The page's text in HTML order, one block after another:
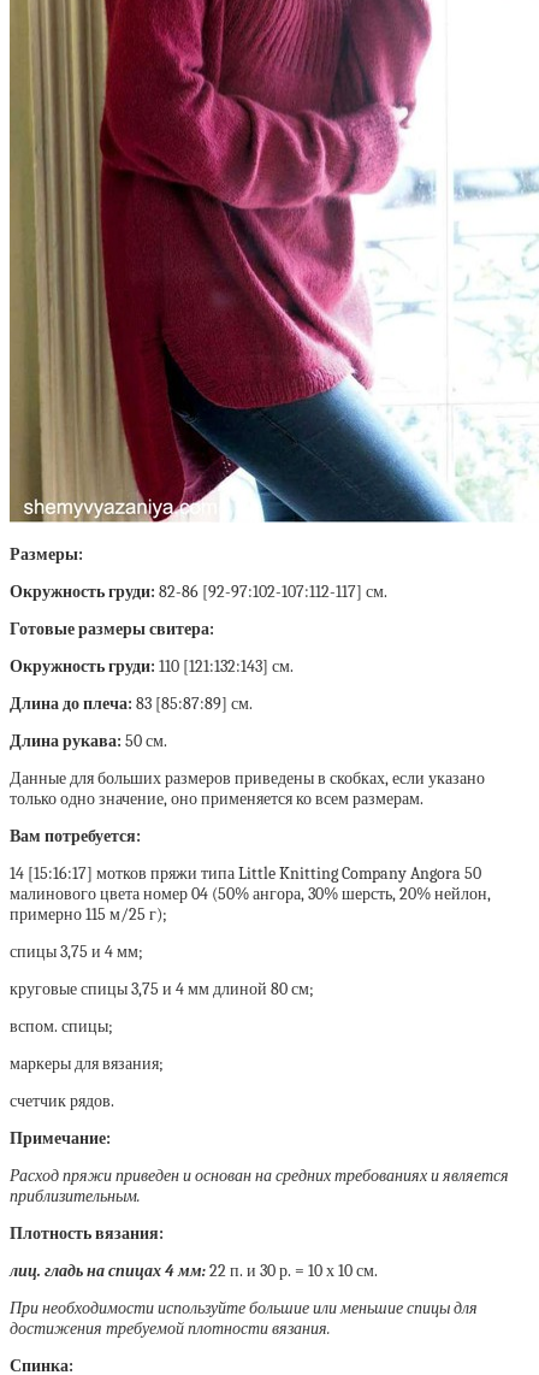
Размеры:
Окружность груди: 82-86 [92-97:102-107:112-117] см.
Готовые размеры свитера:
Окружность груди: 110 [121:132:143] см.
Длина до плеча: 83 [85:87:89] см.
Длина рукава: 50 см.
Данные для больших размеров приведены в скобках, если указано
только одно значение, оно применяется ко всем размерам.
Вам потребуется:
14 [15:16:17] мотков пряжи типа Little Knitting Company Angora 50
малинового цвета номер 04 (50% ангора, 30% шерсть, 20% нейлон,
примерно 115 м/25 г);
спицы 3,75 и 4 мм;
круговые спицы 3,75 и 4 мм длиной 80 см;
вспом. спицы;
маркеры для вязания;
счетчик рядов.
Примечание:
Расход пряжи приведен и основан на средних требованиях и является
приблизительным.
Плотность вязания:
лиц. гладь на спицах 4 мм:22 п. и 30 р. = 10 х 10 см.
При необходимости используйте большие или меньшие спицы для
достижения требуемой плотности вязания.
Спинка: